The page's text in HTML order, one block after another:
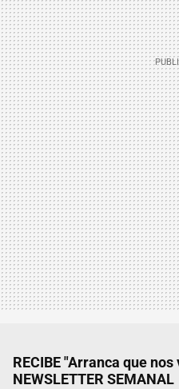
RECIBE "Arranca que
NEWSLETTER SEMANAL